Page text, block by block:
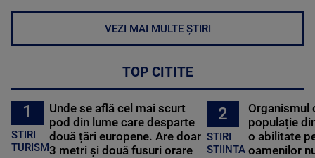
VEZI MAI MULTE ȘTIRI
TOP CITITE
1
STIRI
TURISM
Unde se află cel mai scurt
pod din lume care desparte
două țări europene. Are doar
3 metri și două fusuri orare
2
STIRI
STIINTA
Organismul
populație
o abilitate
oamenilor